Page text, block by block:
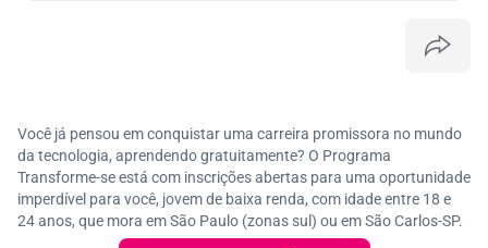
Você já pensou em conquistar uma carreira promissora no mundo
da tecnologia, aprendendo gratuitamente? O Programa
Transforme-se está com inscrições abertas para uma oportunidade
imperdível para você, jovem de baixa renda, com idade entre 18 e
24 anos, que mora em São Paulo (zonas sul) ou em São Carlos-SP.